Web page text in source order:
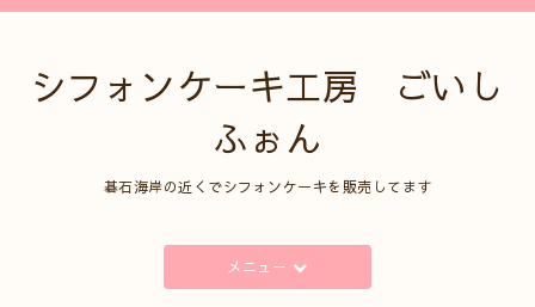
シフォンケーキ工房 ごいし
ふぉん
碁石海岸の近くでシフォンケーキを販売してます
メニュー